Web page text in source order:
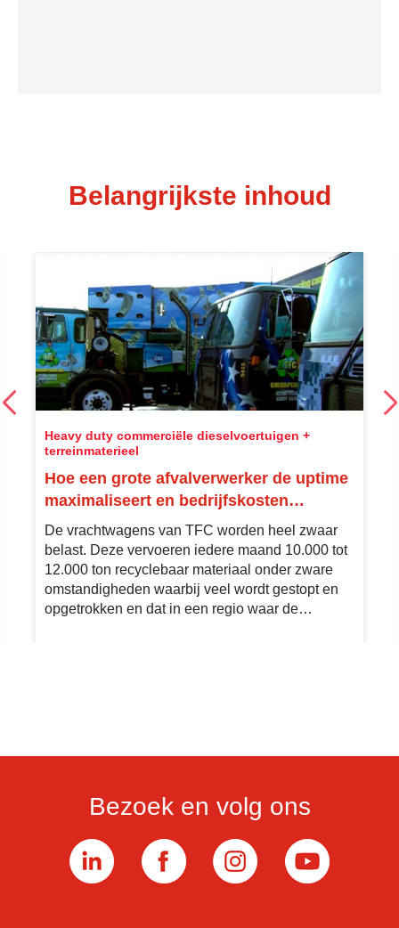
Belangrijkste inhoud
Heavy duty commerciële dieselvoertuigen +
terreinmaterieel
Hoe een grote afvalverwerker de uptime
maximaliseert en bedrijfskosten
minimaliseert van zijn vloot op aardgas
De vrachtwagens van TFC worden heel zwaar
belast. Deze vervoeren iedere maand 10.000 tot
12.000 ton recyclebaar materiaal onder zware
omstandigheden waarbij veel wordt gestopt en
opgetrokken en dat in een regio waar de
Bezoek en volg ons